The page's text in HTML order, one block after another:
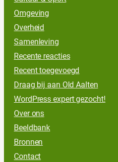
Omgeving
Overheid
Samenleving
Recente reacties
Recent toegevoegd
Draag bij aan Old Aalten
WordPress expert gezocht!
Over ons
Beeldbank
Bronnen
Contact